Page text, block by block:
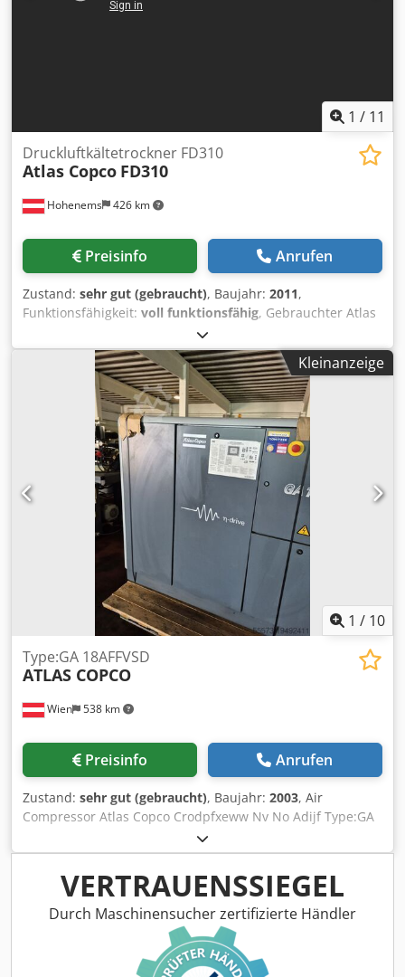
Gebraucht, funktionsfähig, normale Gebrauchsspuren.
Qualität.
1 / 11
Hohenems 426 km
Druckluftkältetrockner FD310
Atlas Copco FD310
Preisinfo Anrufen
Zustand: sehr gut (gebraucht), Baujahr: 2011,
Funktionsfähigkeit: voll funktionsfähig, Gebrauchter Atlas
Copco FD310 Kältetrockner Credpeym Ub Uefx Adiof 18.60
m3/min 14 bar Baujahr 2011
Kleinanzeige
1 / 10
Wien 538 km
Type:GA 18AFFVSD
ATLAS COPCO
Preisinfo Anrufen
Zustand: sehr gut (gebraucht), Baujahr: 2003, Air
Compressor Atlas Copco Crodpfxeww Nv No Adijf Type:GA
VERTRAUENSSIEGEL
Durch Maschinensucher zertifizierte Händler